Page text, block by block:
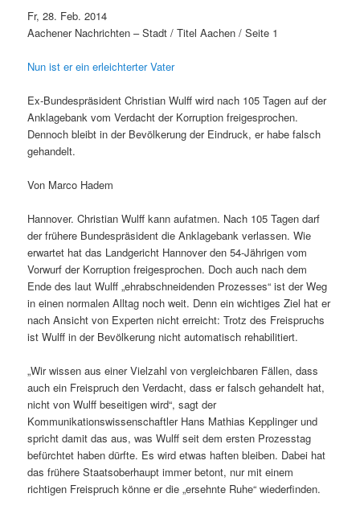
Fr, 28. Feb. 2014
Aachener Nachrichten – Stadt / Titel Aachen / Seite 1
Nun ist er ein erleichterter Vater
Ex-Bundespräsident Christian Wulff wird nach 105 Tagen auf der
Anklagebank vom Verdacht der Korruption freigesprochen.
Dennoch bleibt in der Bevölkerung der Eindruck, er habe falsch
gehandelt.
Von Marco Hadem
Hannover. Christian Wulff kann aufatmen. Nach 105 Tagen darf
der frühere Bundespräsident die Anklagebank verlassen. Wie
erwartet hat das Landgericht Hannover den 54-Jährigen vom
Vorwurf der Korruption freigesprochen. Doch auch nach dem
Ende des laut Wulff „ehrabschneidenden Prozesses“ ist der Weg
in einen normalen Alltag noch weit. Denn ein wichtiges Ziel hat er
nach Ansicht von Experten nicht erreicht: Trotz des Freispruchs
ist Wulff in der Bevölkerung nicht automatisch rehabilitiert.
„Wir wissen aus einer Vielzahl von vergleichbaren Fällen, dass
auch ein Freispruch den Verdacht, dass er falsch gehandelt hat,
nicht von Wulff beseitigen wird“, sagt der
Kommunikationswissenschaftler Hans Mathias Kepplinger und
spricht damit das aus, was Wulff seit dem ersten Prozesstag
befürchtet haben dürfte. Es wird etwas haften bleiben. Dabei hat
das frühere Staatsoberhaupt immer betont, nur mit einem
richtigen Freispruch könne er die „ersehnte Ruhe“ wiederfinden.